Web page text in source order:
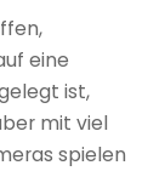
eine
ist,
mit viel
spielen